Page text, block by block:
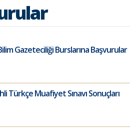
Gazeteciliği Burslarına Başvurular
Türkçe Muafiyet Sınavı Sonuçları